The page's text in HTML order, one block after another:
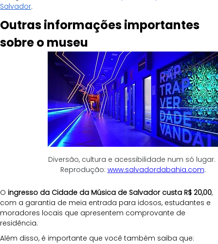
Salvador.
Outras informações importantes
sobre o museu
Diversão, cultura e acessibilidade num só lugar.
Reprodução: www.salvadordabahia.com.
O ingresso da Cidade da Música de Salvador custa R$ 20,00,
com a garantia de meia entrada para idosos, estudantes e
moradores locais que apresentem comprovante de
residência.
Além disso, é importante que você também saiba que: